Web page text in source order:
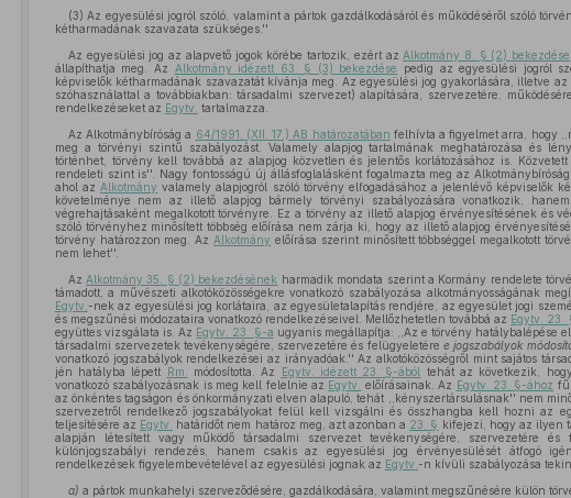
(3) Az egyesülési jogról szóló, valamint a pártok gazdálkodásáról és működéséről szóló
kétharmadának szavazata szükséges.''
Az egyesülési jog az alapvető jogok körébe tartozik, ezért az Alkotmány 8. § (2) bekezdése
állapíthatja meg. Az
Alkotmány idézett 63. § (3) bekezdése
pedig az egyesülési jogról
képviselők kétharmadának szavazatát kívánja meg. Az egyesülési jog gyakorlására, illetve
szóhasználattal a továbbiakban: társadalmi szervezet) alapítására, szervezetére,
rendelkezéseket az Egytv. tartalmazza.
Az Alkotmánybíróság a 64/1991. (XII. 17.) AB határozatában felhívta a figyelmet arra, hogy
meg a törvényi szintű szabályozást. Valamely alapjog tartalmának meghatározása és
történhet, törvény kell továbbá az alapjog közvetlen és jelentős korlátozásához is.
rendeleti szint is''. Nagy fontosságú új állásfoglalásként fogalmazta meg az
ahol az Alkotmány valamely alapjogról szóló törvény elfogadásához a jelenlévő képviselők
követelménye nem az illető alapjog bármely törvényi szabályozására vonatkozik,
végrehajtásaként megalkotott törvényre. Ez a törvény az illető alapjog érvényesítésének és
szóló törvényhez minősített többség előírása nem zárja ki, hogy az illető alapjog
törvény határozzon meg. Az Alkotmány előírása szerint minősített többséggel megalkotott
nem lehet''.
Az Alkotmány 35. § (2) bekezdésének harmadik mondata szerint a Kormány rendelete
támadott, a művészeti alkotóközösségekre vonatkozó szabályozása alkotmányosságának
Egytv. -nek az egyesülési jog korlátaira, az egyesületalapítás rendjére, az egyesület jogi
és megszűnési módozataira vonatkozó rendelkezéseivel. Mellőzhetetlen továbbá az Egytv. 23.
együttes vizsgálata is. Az Egytv. 23. §-a ugyanis megállapítja: ,,Az e törvény hatálybalépése
társadalmi szervezetek tevékenységére, szervezetére és felügyeletére e jogszabályok
vonatkozó jogszabályok rendelkezései az irányadóak.'' Az alkotóközösségről mint sajátos
jén hatályba lépett Rm. módosította. Az Egytv. idézett 23. §-ából tehát az következik,
vonatkozó szabályozásnak is meg kell felelnie az Egytv. előírásainak. Az Egytv. 23. §-ához
az önkéntes tagságon és önkormányzati elven alapuló, tehát ,,kényszertársulásnak'' nem
szervezetről rendelkező jogszabályokat felül kell vizsgálni és összhangba kell hozni az
teljesítésére az Egytv. határidőt nem határoz meg, azt azonban a 23. § kifejezi, hogy az ilyen
alapján létesített vagy működő társadalmi szervezet tevékenységére, szervezetére
különjogszabályi rendezés, hanem csakis az egyesülési jog érvényesülését átfogó
rendelkezések figyelembevételével az egyesülési jognak az Egytv. -n kívüli szabályozása
a) a pártok munkahelyi szerveződésére, gazdálkodására, valamint megszűnésére külön